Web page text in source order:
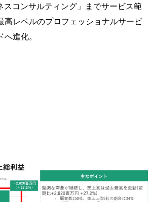
スコンサルティング」までサービス範
高レベルのプロフェッショナルサービ
へ進化。